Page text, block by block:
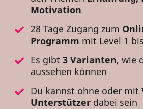
Motivation
28 Tage Zugang zum
Programm mit Level 1
Es gibt 3 Varianten, wie
aussehen können
Du kannst ohne oder mit
Unterstützer dabei sein